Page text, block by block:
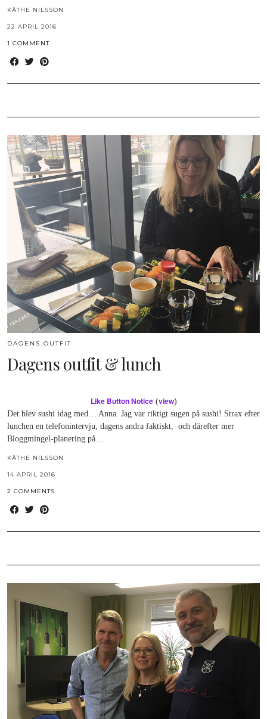
KÄTHE NILSSON
22 APRIL 2016
1 COMMENT
DAGENS OUTFIT
Dagens outfit & lunch
Like Button Notice(view)
Det blev sushi idag med… Anna. Jag var riktigt sugen på sushi! Strax efter
lunchen en telefonintervju, dagens andra faktiskt, och därefter mer
Bloggmingel-planering på…
KÄTHE NILSSON
14 APRIL 2016
2 COMMENTS